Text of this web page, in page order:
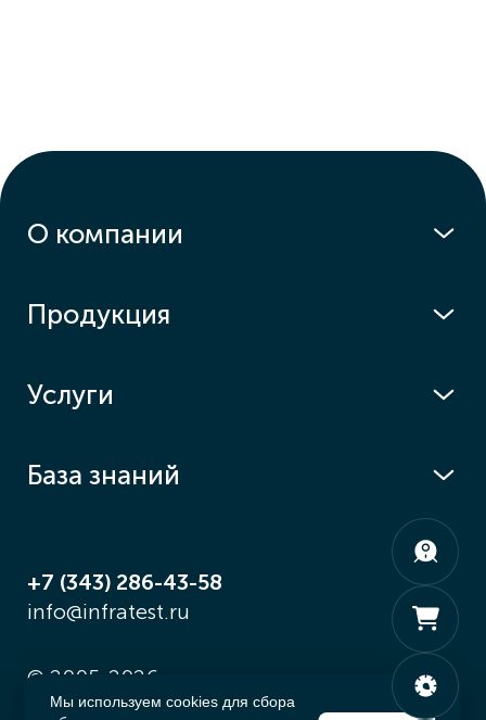
О компании
Продукция
Услуги
База знаний
+7 (343) 286-43-58
info@infratest.ru
© 2005-2026
Разработка index.art
Мы используем cookies для сбора